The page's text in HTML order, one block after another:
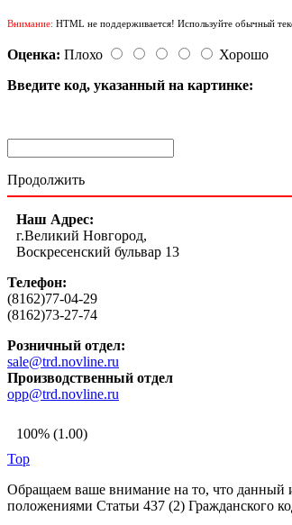
Внимание: HTML не поддерживается! Используйте обычный
Оценка: Плохо
Хорошо
Введите код, указанный на картинке:
Продолжить
Наш Адрес:
г.Великий Новгород,
Воскресенский бульвар 13
Телефон:
(8162)77-04-29
(8162)73-27-74
Розничный отдел:
sale@trd.novline.ru
Производственный отдел
opp@trd.novline.ru
100% (1.00)
Top
Обращаем ваше внимание на то, что данный
положениями Статьи 437 (2) Гражданского